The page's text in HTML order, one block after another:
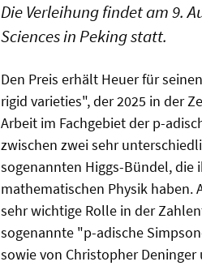
Die Verleihung findet am 9.
Sciences in Peking statt.
Den Preis erhält Heuer für
rigid varieties", der 2025 in der
Arbeit im Fachgebiet der p-
zwischen zwei sehr
sogenannten Higgs-Bündel, die
mathematischen Physik haben.
sehr wichtige Rolle in der
sogenannte "p-adische
sowie von Christopher